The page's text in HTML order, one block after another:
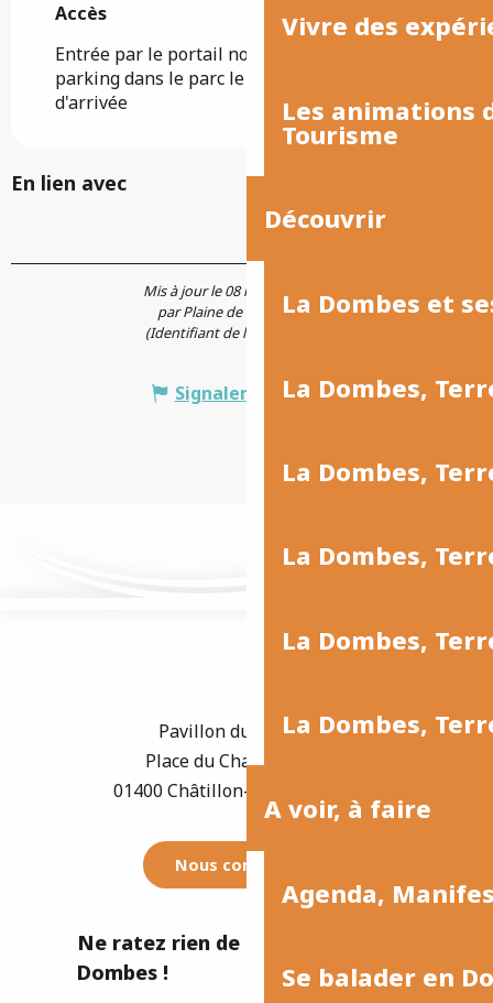
Vivre des
Les animations
Tourisme
Découvrir
La Dombes et
La Dombes,
La Dombes,
La Dombes,
La Dombes,
La Dombes,
A voir, à faire
Agenda,
Se balader en
Accès
Accès
Entrée par le portail nord ouest sur la D61.
parking dans le parc le long de l'avenue
d'arrivée
En lien avec
Mis à jour le 08 mai 2026 à 12:49
par Plaine de l'Ain Tourisme
(Identifiant de l'offre :
Signaler une erreur
Pavillon du Tourisme
Place du Champ de Foire
01400 Châtillon-sur-Chalaronne
Nous contacter
Ne ratez rien de l'actualité de la
Dombes !